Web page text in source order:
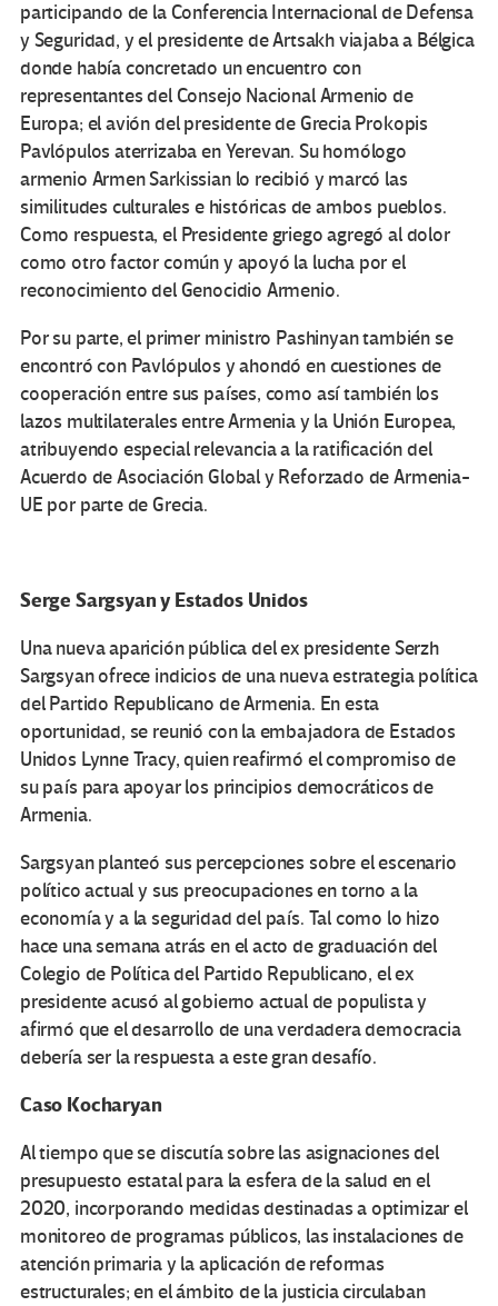
participando de la Conferencia Internacional de Defensa
y Seguridad, y el presidente de Artsakh viajaba a Bélgica
donde había concretado un encuentro con
representantes del Consejo Nacional Armenio de
Europa; el avión del presidente de Grecia Prokopis
Pavlópulos aterrizaba en Yerevan. Su homólogo
armenio Armen Sarkissian lo recibió y marcó las
similitudes culturales e históricas de ambos pueblos.
Como respuesta, el Presidente griego agregó al dolor
como otro factor común y apoyó la lucha por el
reconocimiento del Genocidio Armenio.
Por su parte, el primer ministro Pashinyan también se
encontró con Pavlópulos y ahondó en cuestiones de
cooperación entre sus países, como así también los
lazos multilaterales entre Armenia y la Unión Europea,
atribuyendo especial relevancia a la ratificación del
Acuerdo de Asociación Global y Reforzado de Armenia-
UE por parte de Grecia.
Serge Sargsyan y Estados Unidos
Una nueva aparición pública del ex presidente Serzh
Sargsyan ofrece indicios de una nueva estrategia política
del Partido Republicano de Armenia. En esta
oportunidad, se reunió con la embajadora de Estados
Unidos Lynne Tracy, quien reafirmó el compromiso de
su país para apoyar los principios democráticos de
Armenia.
Sargsyan planteó sus percepciones sobre el escenario
político actual y sus preocupaciones en torno a la
economía y a la seguridad del país. Tal como lo hizo
hace una semana atrás en el acto de graduación del
Colegio de Política del Partido Republicano, el ex
presidente acusó al gobierno actual de populista y
afirmó que el desarrollo de una verdadera democracia
debería ser la respuesta a este gran desafío.
Caso Kocharyan
Al tiempo que se discutía sobre las asignaciones del
presupuesto estatal para la esfera de la salud en el
2020, incorporando medidas destinadas a optimizar el
monitoreo de programas públicos, las instalaciones de
atención primaria y la aplicación de reformas
estructurales; en el ámbito de la justicia circulaban